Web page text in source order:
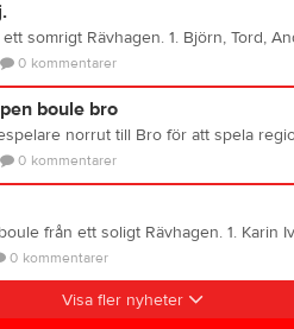
0 kommentarer
boule bro
0 kommentarer
0 kommentarer
Visa fler nyheter